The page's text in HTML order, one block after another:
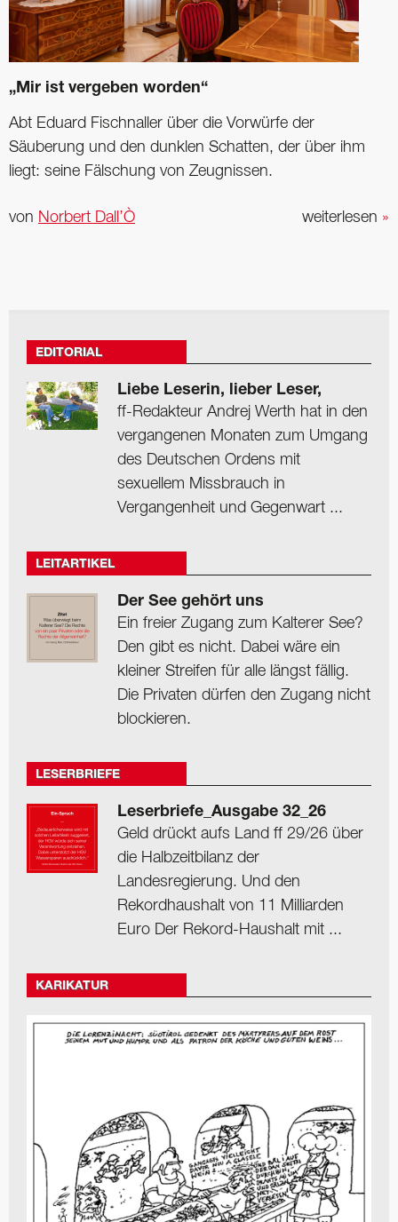
„Mir ist vergeben worden“
Abt Eduard Fischnaller über die Vorwürfe der
Säuberung und den dunklen Schatten, der über ihm
liegt: seine Fälschung von Zeugnissen.
weiterlesen »
von Norbert Dall’Ò
EDITORIAL
Liebe Leserin, lieber Leser,
ff-Redakteur Andrej Werth hat in den
vergangenen Monaten zum Umgang
des Deutschen Ordens mit
sexuellem Missbrauch in
Vergangenheit und Gegenwart ...
LEITARTIKEL
Der See gehört uns
Ein freier Zugang zum Kalterer See?
Den gibt es nicht. Dabei wäre ein
kleiner Streifen für alle längst fällig.
Die Privaten dürfen den Zugang nicht
blockieren.
LESERBRIEFE
Leserbriefe_Ausgabe 32_26
Geld drückt aufs Land ff 29/26 über
die Halbzeitbilanz der
Landesregierung. Und den
Rekordhaushalt von 11 Milliarden
Euro Der Rekord-Haushalt mit ...
KARIKATUR